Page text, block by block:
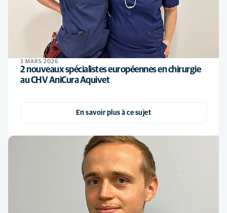
3 MARS 2026
2 nouveaux spécialistes européennes en chirurgie
au CHV AniCura Aquivet
En savoir plus à ce sujet